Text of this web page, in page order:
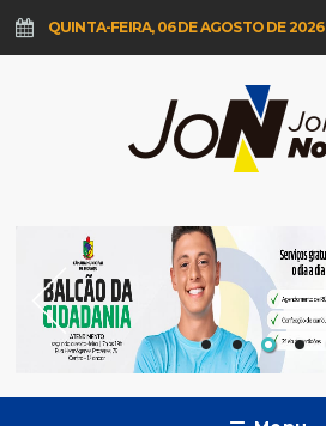
QUINTA-FEIRA, 06 DE AGOSTO DE 2026